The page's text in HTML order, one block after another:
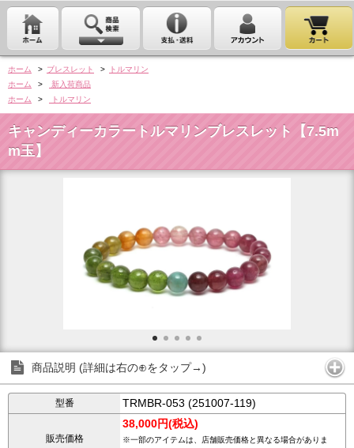
ホーム > ブレスレット >
トルマリン
ホーム
>
新入荷商品
ホーム
> トルマリン
キャンディーカラートルマリンブレスレット【7.5m
m玉】
商品説明 (詳細は右の⊕をタップ→)
型番 TRMBR-053 (251007-119)
販売価格
38,000円(税込)
※一部のアイテムは、店舗販売価格と異なる場合がありま